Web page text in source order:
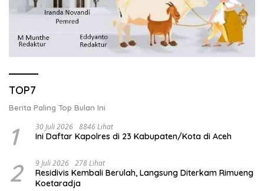
TOP7
Berita Paling Top Bulan Ini
1 30 Juli 2026 8846 Lihat
Ini Daftar Kapolres di 23 Kabupaten/Kota di Aceh
2 9 Juli 2026 278 Lihat
Residivis Kembali Berulah, Langsung Diterkam Rimueng
Koetaradja